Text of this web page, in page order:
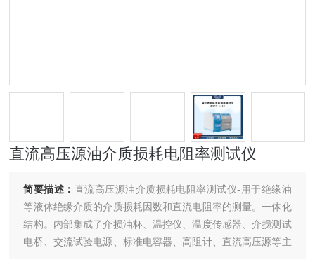
直流高压源油介质损耗电阻率测试仪
简要描述： 直流高压源油介质损耗电阻率测试仪-用于绝缘油
等液体绝缘介质的介质损耗因数和直流电阻率的测量。一体化
结构。内部集成了介损油杯、温控仪、温度传感器、介损测试
电桥、交流试验电源、标准电容器、高阻计、直流高压源等主